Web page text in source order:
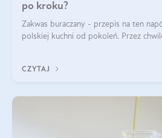
po kroku?
Zakwas buraczany - przepis na ten
polskiej kuchni od pokoleń. Przez
CZYTAJ